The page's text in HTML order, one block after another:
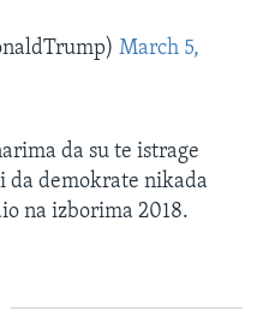
March 5,
da su te istrage
da demokrate nikada
na izborima 2018.